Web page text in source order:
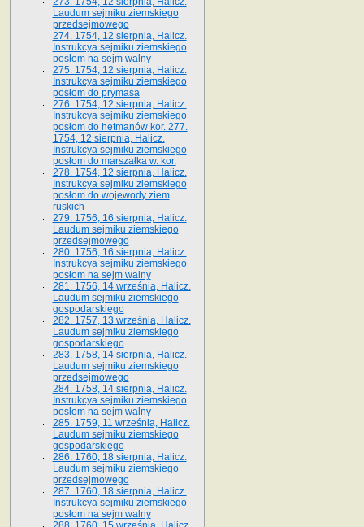
Laudum sejmiku ziemskiego
przedsejmowego
274. 1754, 12 sierpnia, Halicz.
Instrukcya sejmiku ziemskiego
posłom na sejm walny
275. 1754, 12 sierpnia, Halicz.
Instrukcya sejmiku ziemskiego
posłom do prymasa
276. 1754, 12 sierpnia, Halicz.
Instrukcya sejmiku ziemskiego
posłom do hetmanów kor. 277.
1754, 12 sierpnia, Halicz.
Instrukcya sejmiku ziemskiego
posłom do marszałka w. kor.
278. 1754, 12 sierpnia, Halicz.
Instrukcya sejmiku ziemskiego
posłom do wojewody ziem
ruskich
279. 1756, 16 sierpnia, Halicz.
Laudum sejmiku ziemskiego
przedsejmowego
280. 1756, 16 sierpnia, Halicz.
Instrukcya sejmiku ziemskiego
posłom na sejm walny
281. 1756, 14 września, Halicz.
Laudum sejmiku ziemskiego
gospodarskiego
282. 1757, 13 września, Halicz.
Laudum sejmiku ziemskiego
gospodarskiego
283. 1758, 14 sierpnia, Halicz.
Laudum sejmiku ziemskiego
przedsejmowego
284. 1758, 14 sierpnia, Halicz.
Instrukcya sejmiku ziemskiego
posłom na sejm walny
285. 1759, 11 września, Halicz.
Laudum sejmiku ziemskiego
gospodarskiego
286. 1760, 18 sierpnia, Halicz.
Laudum sejmiku ziemskiego
przedsejmowego
287. 1760, 18 sierpnia, Halicz.
Instrukcya sejmiku ziemskiego
posłom na sejm walny